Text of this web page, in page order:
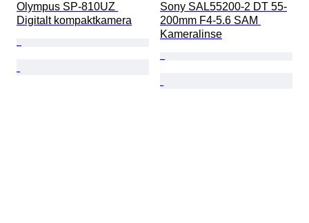
Olympus SP-810UZ
Digitalt kompaktkamera
Sony SAL55200-2 DT 55-
200mm F4-5.6 SAM
Kameralinse